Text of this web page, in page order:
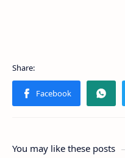
You may like these posts